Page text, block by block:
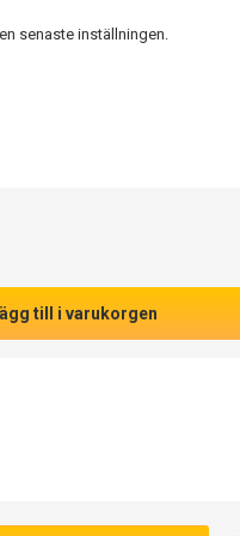
senaste inställningen.
till i varukorgen